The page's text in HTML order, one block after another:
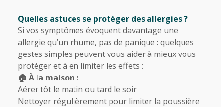
Quelles astuces se protéger des allergies ?
Si vos symptômes évoquent davantage une
allergie qu’un rhume, pas de panique : quelques
gestes simples peuvent vous aider à mieux vous
protéger et à en limiter les effets :
🏠 À la maison :
Aérer tôt le matin ou tard le soir
Nettoyer régulièrement pour limiter la poussière